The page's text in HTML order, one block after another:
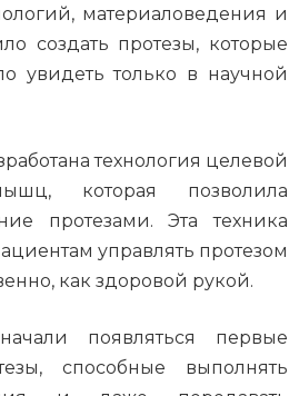
материаловедения и
создать протезы, которые
увидеть только в научной
технология целевой
которая позволила
протезами. Эта техника
управлять протезом
как здоровой рукой.
появляться первые
способные выполнять